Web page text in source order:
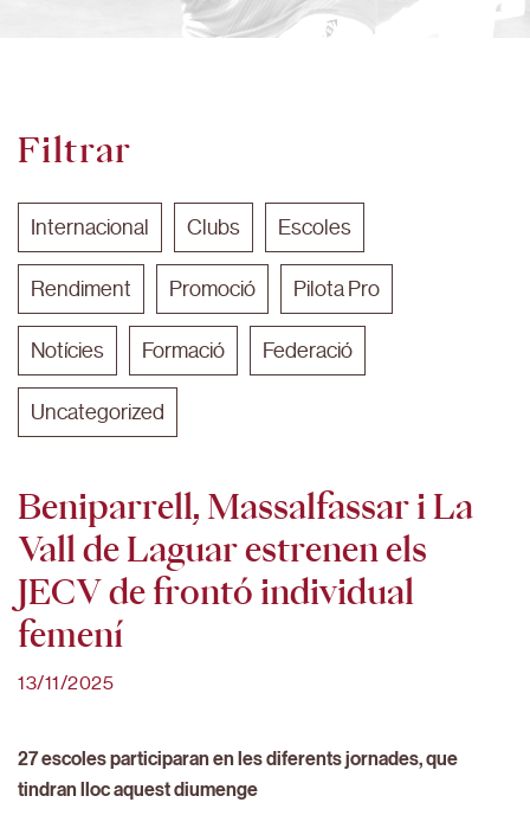
Filtrar
Internacional Clubs Escoles
Rendiment Promoció Pilota Pro
Notícies Formació Federació
Uncategorized
Beniparrell, Massalfassar i La
Vall de Laguar estrenen els
JECV de frontó individual
femení
13/11/2025
27 escoles participaran en les diferents jornades, que
tindran lloc aquest diumenge